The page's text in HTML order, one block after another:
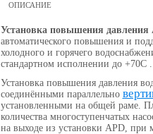
ОПИСАНИЕ
Установка повышения давления
автоматического повышения и
холодного и горячего
стандартном исполнении до +70С .
Установка повышения давления
соединёнными параллельно
установленными на общей раме.
количества многоступенчатых
на выходе из установки APD,